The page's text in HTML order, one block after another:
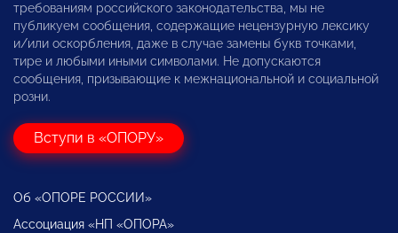
требованиям российского законодательства, мы не
публикуем сообщения, содержащие нецензурную лексику
и/или оскорбления, даже в случае замены букв точками,
тире и любыми иными символами. Не допускаются
сообщения, призывающие к межнациональной и социальной
розни.
Вступи в «ОПОРУ»
Об «ОПОРЕ РОССИИ»
Ассоциация «НП «ОПОРА»